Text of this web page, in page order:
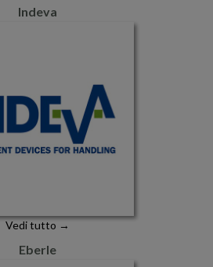
Indeva
Vedi tutto →
Eberle